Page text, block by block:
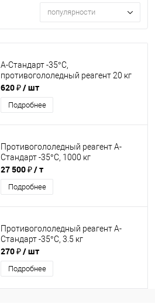
популярности
А-Стандарт -35°C,
противогололедный реагент 20 кг
620 ₽/ шт
Подробнее
Противогололедный реагент А-
Стандарт -35°C, 1000 кг
27 500 ₽/ т
Подробнее
Противогололедный реагент А-
Стандарт -35°C, 3.5 кг
270 ₽/ шт
Подробнее